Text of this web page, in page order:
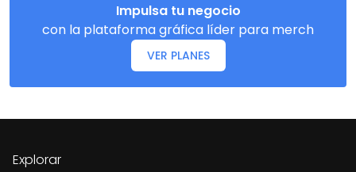
Impulsa tu negocio
con la plataforma gráfica líder para merch
VER PLANES
Explorar